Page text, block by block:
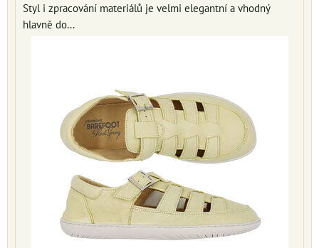
Styl i zpracování materiálů je velmi elegantní a vhodný
hlavně do...